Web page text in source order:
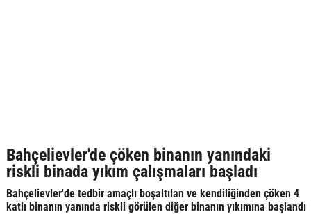
Bahçelievler'de çöken binanın yanındaki
riskli binada yıkım çalışmaları başladı
Bahçelievler'de tedbir amaçlı boşaltılan ve kendiliğinden çöken 4
katlı binanın yanında riskli görülen diğer binanın yıkımına başlandı